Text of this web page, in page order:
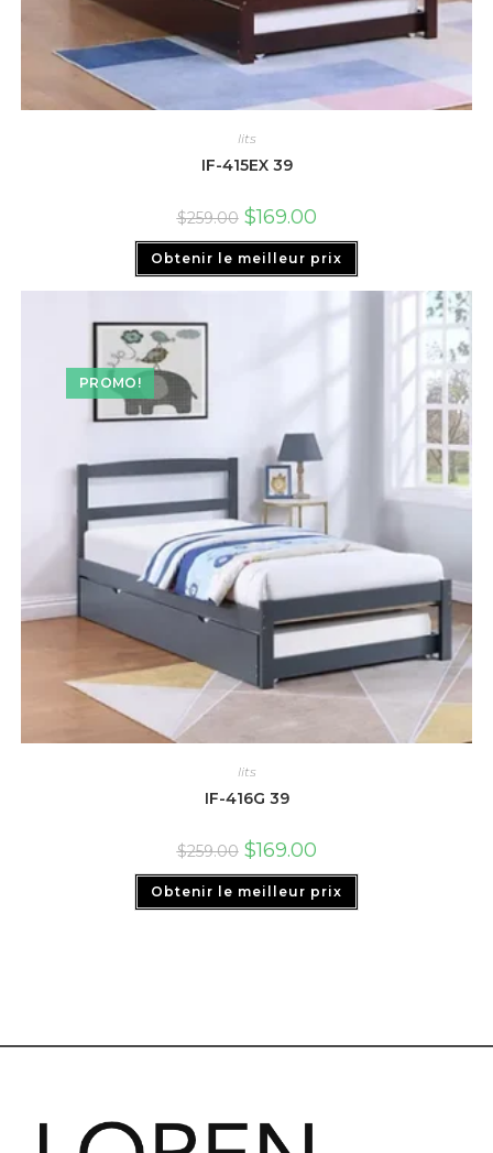
lits
IF-415EX 39
$259.00 $169.00
Obtenir le meilleur prix
PROMO!
lits
IF-416G 39
$259.00 $169.00
Obtenir le meilleur prix